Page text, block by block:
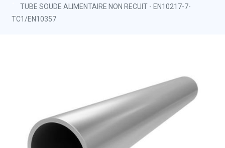
TUBE SOUDE ALIMENTAIRE NON RECUIT - EN10217-7-
TC1/EN10357